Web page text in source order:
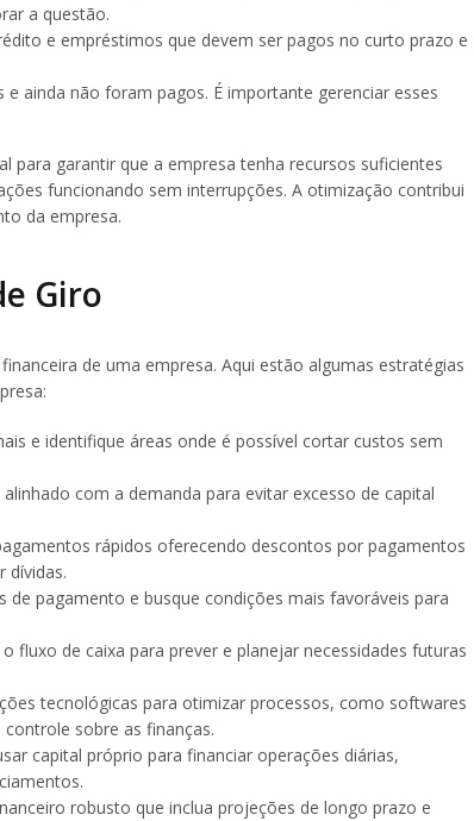
a questão.
e empréstimos que devem ser pagos no curto prazo e
ainda não foram pagos. É importante gerenciar esses
para garantir que a empresa tenha recursos suficientes
funcionando sem interrupções. A otimização contribui
da empresa.
Giro
de uma empresa. Aqui estão algumas estratégias
e identifique áreas onde é possível cortar custos sem
com a demanda para evitar excesso de capital
rápidos oferecendo descontos por pagamentos
dívidas.
de pagamento e busque condições mais favoráveis para
fluxo de caixa para prever e planejar necessidades futuras
tecnológicas para otimizar processos, como softwares
sobre as finanças.
capital próprio para financiar operações diárias,
robusto que inclua projeções de longo prazo e